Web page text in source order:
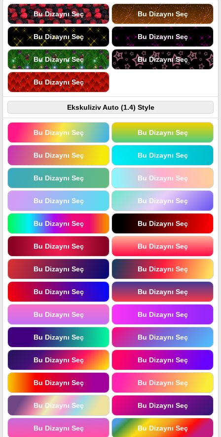
Bu Dizaynı Seç Bu Dizaynı Seç
Bu Dizaynı Seç Bu Dizaynı Seç
Bu Dizaynı Seç Bu Dizaynı Seç
Bu Dizaynı Seç
Ekskuliziv Auto (1.4) Style
Bu Dizaynı Seç Bu Dizaynı Seç
Bu Dizaynı Seç Bu Dizaynı Seç
Bu Dizaynı Seç Bu Dizaynı Seç
Bu Dizaynı Seç Bu Dizaynı Seç
Bu Dizaynı Seç Bu Dizaynı Seç
Bu Dizaynı Seç Bu Dizaynı Seç
Bu Dizaynı Seç Bu Dizaynı Seç
Bu Dizaynı Seç Bu Dizaynı Seç
Bu Dizaynı Seç Bu Dizaynı Seç
Bu Dizaynı Seç Bu Dizaynı Seç
Bu Dizaynı Seç Bu Dizaynı Seç
Bu Dizaynı Seç Bu Dizaynı Seç
Bu Dizaynı Seç Bu Dizaynı Seç
Bu Dizaynı Seç Bu Dizaynı Seç